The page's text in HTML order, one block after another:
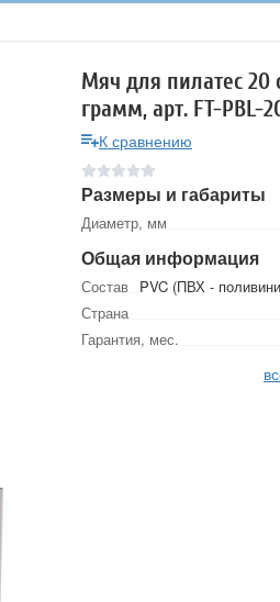
Мяч для пилатес 20
грамм, арт. FT-PBL-
К сравнению
Размеры и габариты
Диаметр, мм
Общая информация
Состав PVC (ПВХ -
Страна
Гарантия, мес.